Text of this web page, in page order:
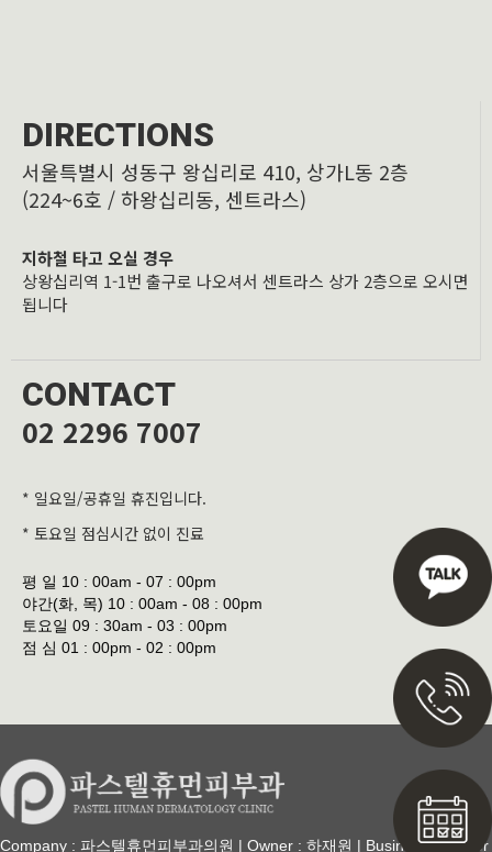
DIRECTIONS
서울특별시 성동구 왕십리로 410, 상가L동 2층
(224~6호 / 하왕십리동, 센트라스)
지하철 타고 오실 경우
상왕십리역 1-1번 출구로 나오셔서 센트라스 상가 2층으로 오시면
됩니다
CONTACT
02 2296 7007
* 일요일/공휴일 휴진입니다.
* 토요일 점심시간 없이 진료
평 일 10 : 00am - 07 : 00pm
야간(화, 목) 10 : 00am - 08 : 00pm
토요일 09 : 30am - 03 : 00pm
점 심 01 : 00pm - 02 : 00pm
Company : 파스텔휴먼피부과의원 | Owner : 하재원 | Business Number